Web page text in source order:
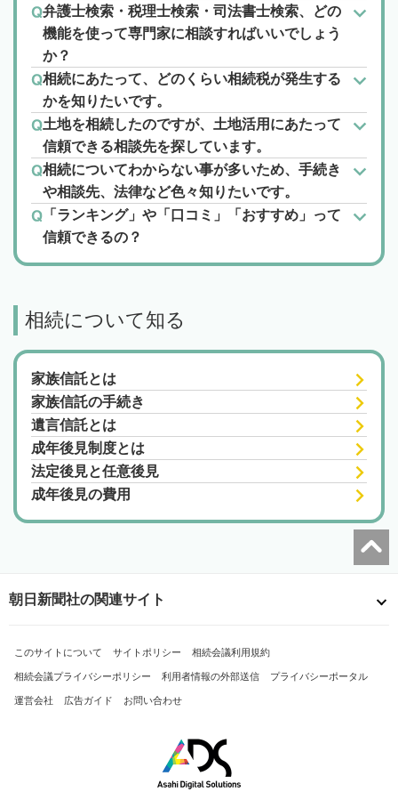
弁護士検索・税理士検索・司法書士検索、どの
機能を使って専門家に相談すればいいでしょう
か？
相続にあたって、どのくらい相続税が発生する
かを知りたいです。
土地を相続したのですが、土地活用にあたって
信頼できる相談先を探しています。
相続についてわからない事が多いため、手続き
や相談先、法律など色々知りたいです。
「ランキング」や「口コミ」「おすすめ」って
信頼できるの？
相続について知る
家族信託とは
家族信託の手続き
遺言信託とは
成年後見制度とは
法定後見と任意後見
成年後見の費用
朝日新聞社の関連サイト
このサイトについて サイトポリシー 相続会議利用規約
相続会議プライバシーポリシー 利用者情報の外部送信 プライバシーポータル
運営会社 広告ガイド お問い合わせ